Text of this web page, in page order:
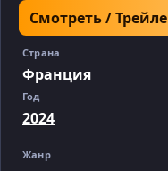
Смотреть /
Страна
Франция
Год
2024
Жанр